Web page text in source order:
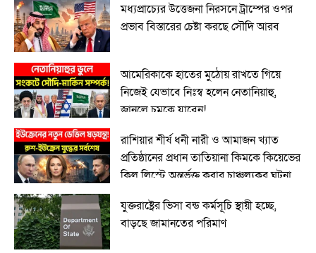
মধ্যপ্রাচ্যের উত্তেজনা নিরসনে ট্রাম্পের ওপর
প্রভাব বিস্তারের চেষ্টা করছে সৌদি আরব
আমেরিকাকে হাতের মুঠোয় রাখতে গিয়ে
নিজেই যেভাবে নিঃস্ব হলেন নেতানিয়াহু,
জানলে চমকে যাবেন!
রাশিয়ার শীর্ষ ধনী নারী ও আমাজন খ্যাত
প্রতিষ্ঠানের প্রধান তাতিয়ানা কিমকে কিয়েভের
কিল লিস্টে অন্তর্ভুক্ত করার চাঞ্চল্যকর ঘটনা
যুক্তরাষ্ট্রের ভিসা বন্ড কর্মসূচি স্থায়ী হচ্ছে,
বাড়ছে জামানতের পরিমাণ